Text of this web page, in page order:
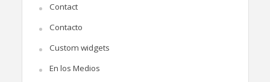
Contact
Contacto
Custom widgets
En los Medios